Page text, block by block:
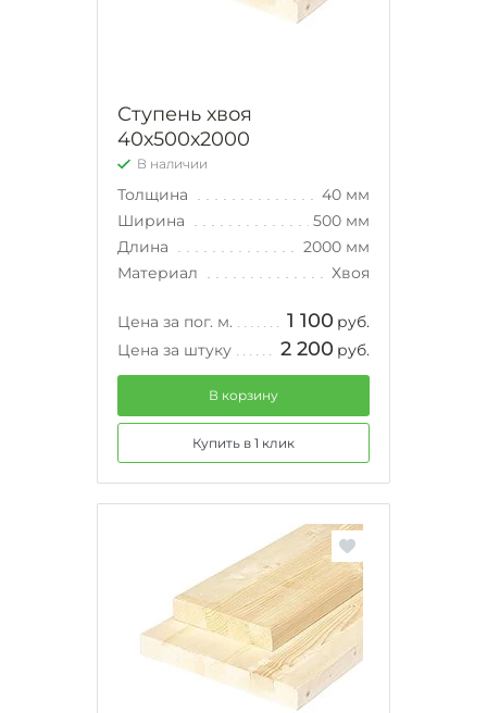
Ступень хвоя
40х500х2000
В наличии
Толщина
40 мм
Ширина
500 мм
Длина
2000 мм
Материал
Хвоя
Цена за пог. м. 1 100 руб.
Цена за штуку
2 200 руб.
В корзину
Купить в 1 клик